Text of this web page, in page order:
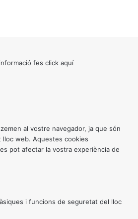
fes click aquí
al vostre navegador, ja que són
web. Aquestes cookies
pot afectar la vostra experiència de
i funcions de seguretat del lloc